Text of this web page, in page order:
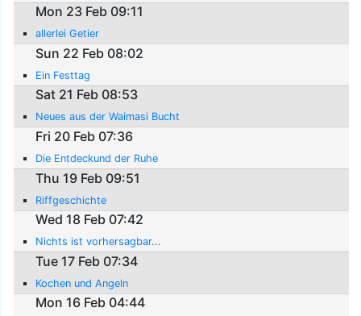
Mon 23 Feb 09:11
allerlei Getier
Sun 22 Feb 08:02
Ein Festtag
Sat 21 Feb 08:53
Neues aus der Waimasi Bucht
Fri 20 Feb 07:36
Die Entdeckund der Ruhe
Thu 19 Feb 09:51
Riffgeschichte
Wed 18 Feb 07:42
Nichts ist vorhersagbar...
Tue 17 Feb 07:34
Kochen und Angeln
Mon 16 Feb 04:44